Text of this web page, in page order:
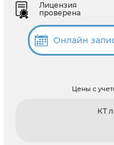
Лицензия
проверена
Онлайн
Цены с
КТ